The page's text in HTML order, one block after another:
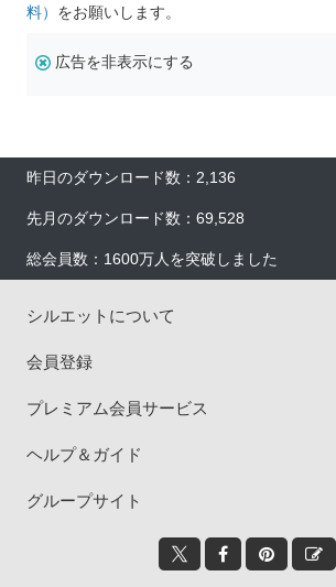
料） をお願いします。
広告を非表示にする
昨日のダウンロード数：2,136
先月のダウンロード数：69,528
総会員数：1600万人を突破しました
シルエットについて
会員登録
プレミアム会員サービス
ヘルプ＆ガイド
グループサイト